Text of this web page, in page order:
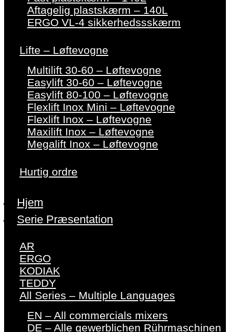
Aftagelig plastskærm – 140L
ERGO VL-4 sikkerhedssskærm
Lifte – Løftevogne
Multilift 30-60 – Løftevogne
Easylift 30-60 – Løftevogne
Easylift 80-100 – Løftevogne
Flexlift Inox Mini – Løftevogne
Flexlift Inox – Løftevogne
Maxilift Inox – Løftevogne
Megalift Inox – Løftevogne
Hurtig ordre
Hjem
Serie Præsentation
AR
ERGO
KODIAK
TEDDY
All Series – Multiple Languages
EN – All commercials mixers
DE – Alle gewerblichen Rührmaschinen